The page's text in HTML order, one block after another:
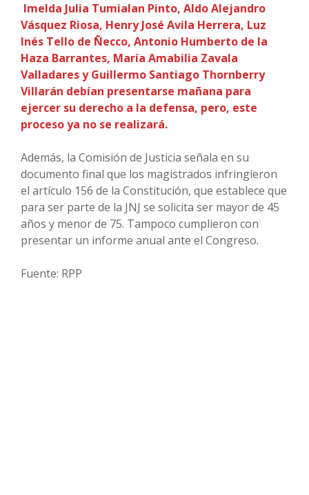
Imelda Julia Tumialan Pinto, Aldo Alejandro
Vásquez Riosa, Henry José Avila Herrera, Luz
Inés Tello de Ñecco, Antonio Humberto de la
Haza Barrantes, María Amabilia Zavala
Valladares y Guillermo Santiago Thornberry
Villarán debían presentarse mañana para
ejercer su derecho a la defensa, pero, este
proceso ya no se realizará.
Además, la Comisión de Justicia señala en su
documento final que los magistrados infringieron
el artículo 156 de la Constitución, que establece que
para ser parte de la JNJ se solicita ser mayor de 45
años y menor de 75. Tampoco cumplieron con
presentar un informe anual ante el Congreso.
Fuente: RPP